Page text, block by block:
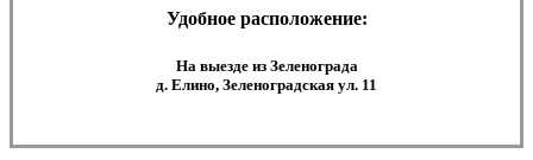
Удобное расположение:
На выезде из Зеленограда
д. Елино, Зеленоградская ул. 11